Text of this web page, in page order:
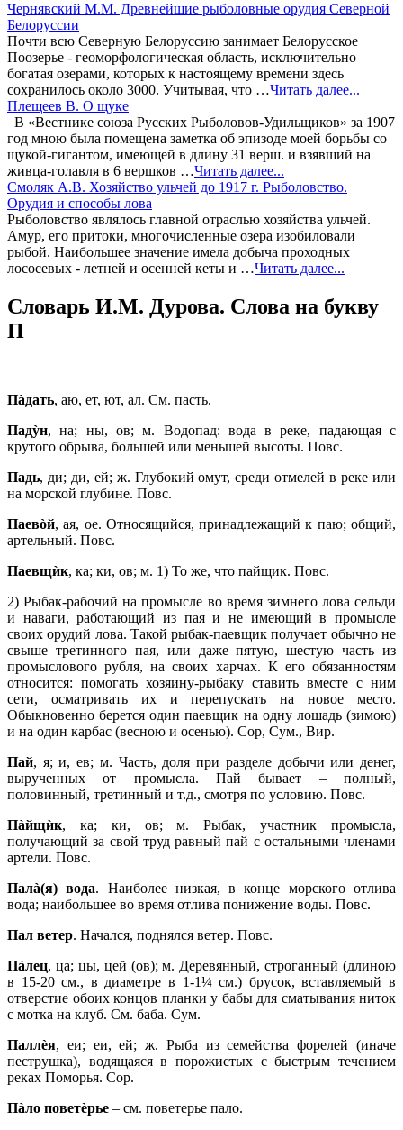
Чернявский М.М. Древнейшие рыболовные орудия Северной
Белоруссии
Почти всю Северную Белоруссию занимает Белорусское
Поозерье - геоморфологическая область, исключительно
богатая озерами, которых к настоящему времени здесь
сохранилось около 3000. Учитывая, что …Читать далее...
Плещеев В. О щуке
В «Вестнике союза Русских Рыболовов-Удильщиков» за 1907
год мною была помещена заметка об эпизоде моей борьбы со
щукой-гигантом, имеющей в длину 31 верш. и взявший на
живца-голавля в 6 вершков …Читать далее...
Смоляк А.В. Хозяйство ульчей до 1917 г. Рыболовство.
Орудия и способы лова
Рыболовство являлось главной отраслью хозяйства ульчей.
Амур, его притоки, многочисленные озера изобиловали
рыбой. Наибольшее значение имела добыча проходных
лососевых - летней и осенней кеты и …Читать далее...
Словарь И.М. Дурова. Слова на букву
П
Пàдать, аю, ет, ют, ал. См. пасть.
Падỳн, на; ны, ов; м. Водопад: вода в реке, падающая с
крутого обрыва, большей или меньшей высоты. Повс.
Падь, ди; ди, ей; ж. Глубокий омут, среди отмелей в реке или
на морской глубине. Повс.
Паевòй, ая, ое. Относящийся, принадлежащий к паю; общий,
артельный. Повс.
Паевщѝк, ка; ки, ов; м. 1) То же, что пайщик. Повс.
2) Рыбак-рабочий на промысле во время зимнего лова сельди
и наваги, работающий из пая и не имеющий в промысле
своих орудий лова. Такой рыбак-паевщик получает обычно не
свыше третинного пая, или даже пятую, шестую часть из
промыслового рубля, на своих харчах. К его обязанностям
относится: помогать хозяину-рыбаку ставить вместе с ним
сети, осматривать их и перепускать на новое место.
Обыкновенно берется один паевщик на одну лошадь (зимою)
и на один карбас (весною и осенью). Сор, Сум., Вир.
Пай, я; и, ев; м. Часть, доля при разделе добычи или денег,
вырученных от промысла. Пай бывает – полный,
половинный, третинный и т.д., смотря по условию. Повс.
Пàйщѝк, ка; ки, ов; м. Рыбак, участник промысла,
получающий за свой труд равный пай с остальными членами
артели. Повс.
Палà(я) вода. Наиболее низкая, в конце морского отлива
вода; наибольшее во время отлива понижение воды. Повс.
Пал ветер. Начался, поднялся ветер. Повс.
Пàлец, ца; цы, цей (ов); м. Деревянный, строганный (длиною
в 15‑20 см., в диаметре в 1‑1¼ см.) брусок, вставляемый в
отверстие обоих концов планки у бабы для сматывания ниток
с мотка на клуб. См. баба. Сум.
Паллèя, еи; еи, ей; ж. Рыба из семейства форелей (иначе
пеструшка), водящаяся в порожистых с быстрым течением
реках Поморья. Сор.
Пàло поветèрье – см. поветерье пало.